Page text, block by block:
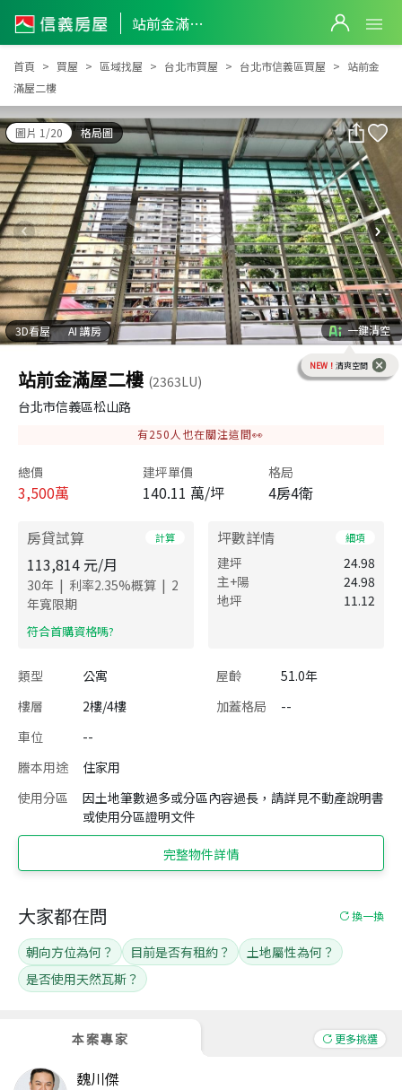
站前金滿屋二樓
站前金滿屋二樓
首頁 買屋 區域找屋 台北市買屋 台北市信義區買屋
站前金
滿屋二樓
圖片 1/20 格局圖
3D看屋 AI 講房 一鍵清空
NEW！ 清爽空間
站前金滿屋二樓 (2363LU)
台北市信義區松山路
有250 人也在關注這間👀
總價
3,500萬
建坪單價
140.11 萬/坪
格局
4房4衛
房貸試算 計算
113,814 元/月
30年 | 利率2.35%概算 | 2
年寬限期
​符合首購資格嗎?
坪數詳情 細項
建坪
24.98
主+陽
24.98
地坪
11.12
類型 公寓 屋齡
51.0年
樓層
2樓/4樓 加蓋格局
--
車位
--
謄本用途
住家用
使用分區
因土地筆數過多或分區內容過長，請詳見不動產說明書
或使用分區證明文件
完整物件詳情
本案專家 更多挑選
魏川傑
大家都在問 換一換
朝向方位為何？ 目前是否有租約？
土地屬性為何？
是否使用天然瓦斯？